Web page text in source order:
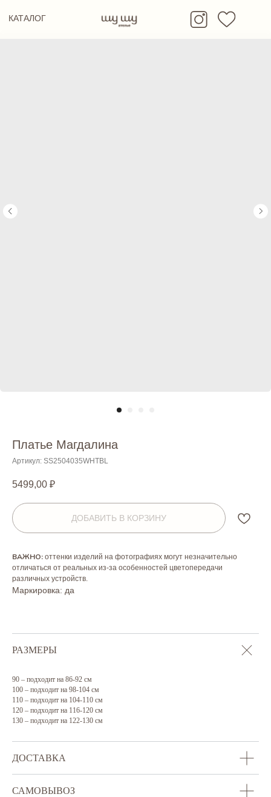
Платье Магдалина
Артикул: SS2504035WHTBL
5499,00 ₽
ДОБАВИТЬ В КОРЗИНУ
ВАЖНО: оттенки изделий на фотографиях могут незначительно
отличаться от реальных из-за особенностей цветопередачи
различных устройств.
Маркировка: да
РАЗМЕРЫ
90 – подходит на 86-92 см
100 – подходит на 98-104 см
110 – подходит на 104-110 см
120 – подходит на 116-120 см
130 – подходит на 122-130 см
ДОСТАВКА
САМОВЫВОЗ
ВАМ ТАКЖЕ МОЖЕТ